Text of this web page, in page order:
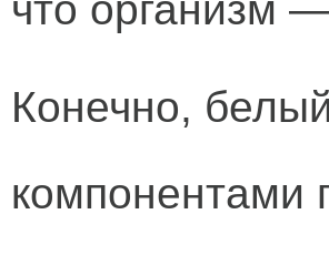
Конечно,
компонентами